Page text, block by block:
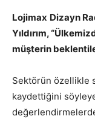
Lojimax Dizayn
Yıldırım,
müşterin
Sektörün özellikle
kaydettiğini